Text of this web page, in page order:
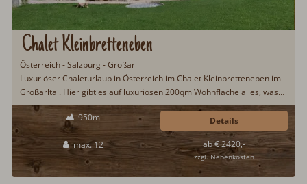
Chalet Kleinbretteneben
Österreich - Salzburg - Großarl
Luxuriöser Chaleturlaub in Österreich im Chalet Kleinbretteneben im
Großarltal. Hier gibt es auf luxuriösen 200qm Wohnfläche alles, was
das Herz begehrt. Eigene Saunahütte, liebevolle Einrichtung, top-
ausgestattete Küche mit Holzherd, Kachelofen in der Wohnstube,
Frühstücksservice, gemütliche Schlafzimmer, hochwertige
Badezimmer, Grillhäuschen u.v.m...
950m
max. 12 ab € 2420,-
zzgl. Nebenkosten
Details